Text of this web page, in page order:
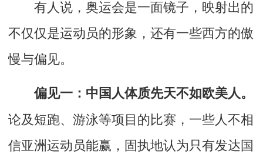
有人说，奥运会是一面镜子，映射出的
不仅仅是运动员的形象，还有一些西方的傲
慢与偏见。
偏见一：中国人体质先天不如欧美人。
论及短跑、游泳等项目的比赛，一些人不相
信亚洲运动员能赢，固执地认为只有发达国